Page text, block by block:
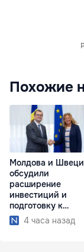
Похожие
Молдова и
обсудили
расширение
инвестиций и
подготовку к
отопительному
сезону
4 часа назад